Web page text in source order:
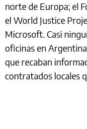
norte de Europa; el
el World Justice
Microsoft. Casi
oficinas en
que recaban
contratados locales